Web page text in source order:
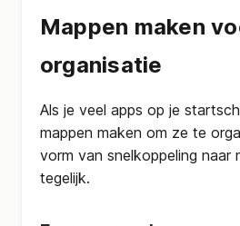
Mappen maken
organisatie
Als je veel apps op je
mappen maken om ze te
vorm van snelkoppeling naar
tegelijk.